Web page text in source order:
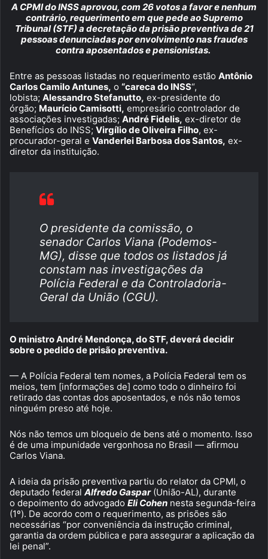
A CPMI do INSS aprovou, com 26 votos a favor e nenhum
contrário, requerimento em que pede ao Supremo
Tribunal (STF) a decretação da prisão preventiva de 21
pessoas denunciadas por envolvimento nas fraudes
contra aposentados e pensionistas.
Entre as pessoas listadas no requerimento estão Antônio
Carlos Camilo Antunes, o “careca do INSS“,
lobista; Alessandro Stefanutto, ex-presidente do
órgão; Maurício Camisotti, empresário controlador de
associações investigadas; André Fidelis, ex-diretor de
Benefícios do INSS; Virgílio de Oliveira Filho, ex-
procurador-geral e Vanderlei Barbosa dos Santos, ex-
diretor da instituição.
O presidente da comissão, o
senador Carlos Viana (Podemos-
MG), disse que todos os listados já
constam nas investigações da
Polícia Federal e da Controladoria-
Geral da União (CGU).
O ministro André Mendonça, do STF, deverá decidir
sobre o pedido de prisão preventiva.
— A Polícia Federal tem nomes, a Polícia Federal tem os
meios, tem [informações de] como todo o dinheiro foi
retirado das contas dos aposentados, e nós não temos
ninguém preso até hoje.
Nós não temos um bloqueio de bens até o momento. Isso
é de uma impunidade vergonhosa no Brasil — afirmou
Carlos Viana.
A ideia da prisão preventiva partiu do relator da CPMI, o
deputado federal Alfredo Gaspar(União-AL), durante
o depoimento do advogado Eli Cohen nesta segunda-feira
(1º). De acordo com o requerimento, as prisões são
necessárias “por conveniência da instrução criminal,
garantia da ordem pública e para assegurar a aplicação da
lei penal”.